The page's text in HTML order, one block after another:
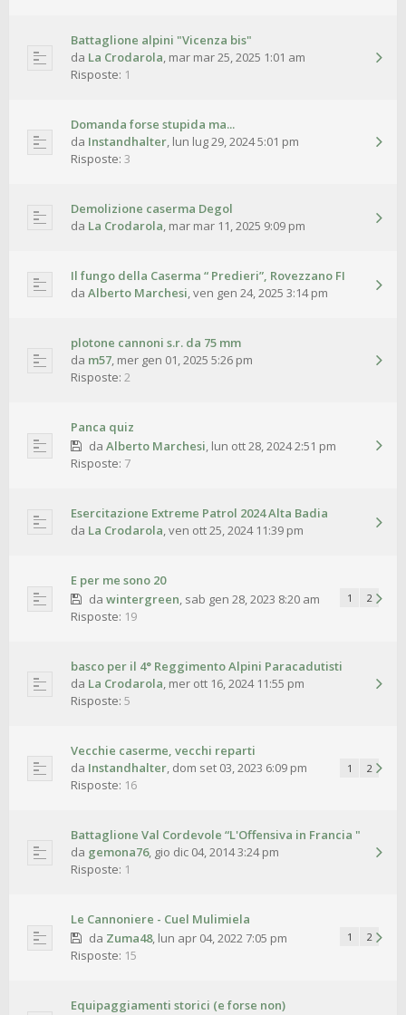
Battaglione alpini "Vicenza bis"
da La Crodarola, mar mar 25, 2025 1:01 am
Risposte: 1
Domanda forse stupida ma...
da Instandhalter, lun lug 29, 2024 5:01 pm
Risposte: 3
Demolizione caserma Degol
da La Crodarola, mar mar 11, 2025 9:09 pm
Il fungo della Caserma “ Predieri”, Rovezzano FI
da Alberto Marchesi,ven gen 24, 2025 3:14 pm
plotone cannoni s.r. da 75 mm
da m57, mer gen 01, 2025 5:26 pm
Risposte: 2
Panca quiz
da Alberto Marchesi, lun ott 28, 2024 2:51 pm
Risposte: 7
Esercitazione Extreme Patrol 2024 Alta Badia
da La Crodarola,ven ott 25, 2024 11:39 pm
E per me sono 20
da wintergreen, sab gen 28, 2023 8:20 am 1 2
Risposte: 19
basco per il 4° Reggimento Alpini Paracadutisti
da La Crodarola, mer ott 16, 2024 11:55 pm
Risposte: 5
Vecchie caserme, vecchi reparti
da Instandhalter, dom set 03, 2023 6:09 pm 1 2
Risposte: 16
Battaglione Val Cordevole “L'Offensiva in Francia "
da gemona76, gio dic 04, 2014 3:24 pm
Risposte: 1
Le Cannoniere - Cuel Mulimiela
da Zuma48, lun apr 04, 2022 7:05 pm 1 2
Risposte: 15
Equipaggiamenti storici (e forse non)